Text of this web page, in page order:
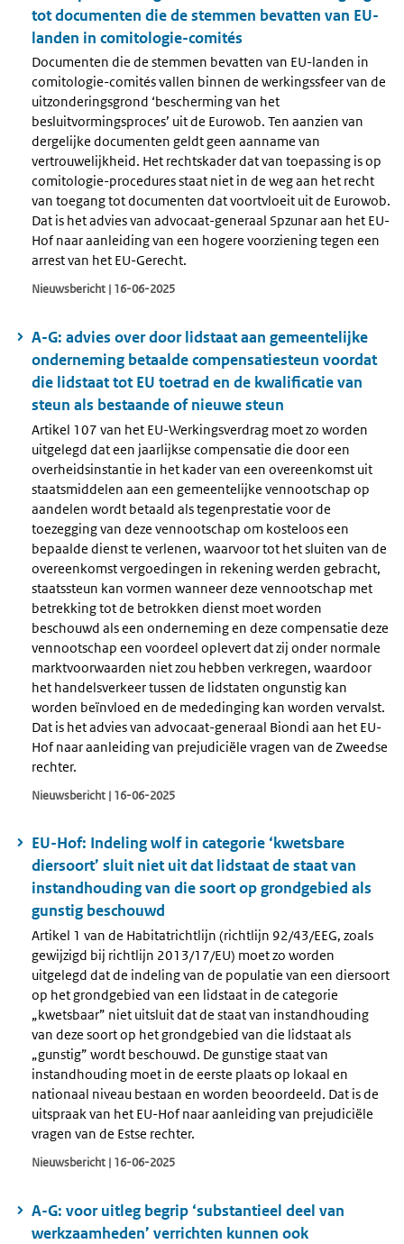
tot documenten die de stemmen bevatten van EU-
landen in comitologie-comités
Documenten die de stemmen bevatten van EU-landen in
comitologie-comités vallen binnen de werkingssfeer van de
uitzonderingsgrond ‘bescherming van het
besluitvormingsproces’ uit de Eurowob. Ten aanzien van
dergelijke documenten geldt geen aanname van
vertrouwelijkheid. Het rechtskader dat van toepassing is op
comitologie-procedures staat niet in de weg aan het recht
van toegang tot documenten dat voortvloeit uit de Eurowob.
Dat is het advies van advocaat-generaal Spzunar aan het EU-
Hof naar aanleiding van een hogere voorziening tegen een
arrest van het EU-Gerecht.
Nieuwsbericht | 16-06-2025
A-G: advies over door lidstaat aan gemeentelijke
onderneming betaalde compensatiesteun voordat
die lidstaat tot EU toetrad en de kwalificatie van
steun als bestaande of nieuwe steun
Artikel 107 van het EU-Werkingsverdrag moet zo worden
uitgelegd dat een jaarlijkse compensatie die door een
overheidsinstantie in het kader van een overeenkomst uit
staatsmiddelen aan een gemeentelijke vennootschap op
aandelen wordt betaald als tegenprestatie voor de
toezegging van deze vennootschap om kosteloos een
bepaalde dienst te verlenen, waarvoor tot het sluiten van de
overeenkomst vergoedingen in rekening werden gebracht,
staatssteun kan vormen wanneer deze vennootschap met
betrekking tot de betrokken dienst moet worden
beschouwd als een onderneming en deze compensatie deze
vennootschap een voordeel oplevert dat zij onder normale
marktvoorwaarden niet zou hebben verkregen, waardoor
het handelsverkeer tussen de lidstaten ongunstig kan
worden beïnvloed en de mededinging kan worden vervalst.
Dat is het advies van advocaat-generaal Biondi aan het EU-
Hof naar aanleiding van prejudiciële vragen van de Zweedse
rechter.
Nieuwsbericht | 16-06-2025
EU-Hof: Indeling wolf in categorie ‘kwetsbare
diersoort’ sluit niet uit dat lidstaat de staat van
instandhouding van die soort op grondgebied als
gunstig beschouwd
Artikel 1 van de Habitatrichtlijn (richtlijn 92/43/EEG, zoals
gewijzigd bij richtlijn 2013/17/EU) moet zo worden
uitgelegd dat de indeling van de populatie van een diersoort
op het grondgebied van een lidstaat in de categorie
„kwetsbaar” niet uitsluit dat de staat van instandhouding
van deze soort op het grondgebied van die lidstaat als
„gunstig” wordt beschouwd. De gunstige staat van
instandhouding moet in de eerste plaats op lokaal en
nationaal niveau bestaan en worden beoordeeld. Dat is de
uitspraak van het EU-Hof naar aanleiding van prejudiciële
vragen van de Estse rechter.
Nieuwsbericht | 16-06-2025
A-G: voor uitleg begrip ‘substantieel deel van
werkzaamheden’ verrichten kunnen ook